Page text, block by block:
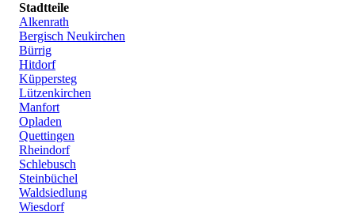
Stadtteile
Alkenrath
Bergisch Neukirchen
Bürrig
Hitdorf
Küppersteg
Lützenkirchen
Manfort
Opladen
Quettingen
Rheindorf
Schlebusch
Steinbüchel
Waldsiedlung
Wiesdorf